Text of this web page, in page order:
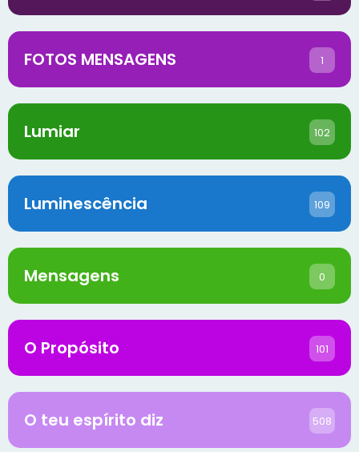
FOTOS MENSAGENS 1
Lumiar 102
Luminescência 109
Mensagens 0
O Propósito 101
O teu espírito diz 508